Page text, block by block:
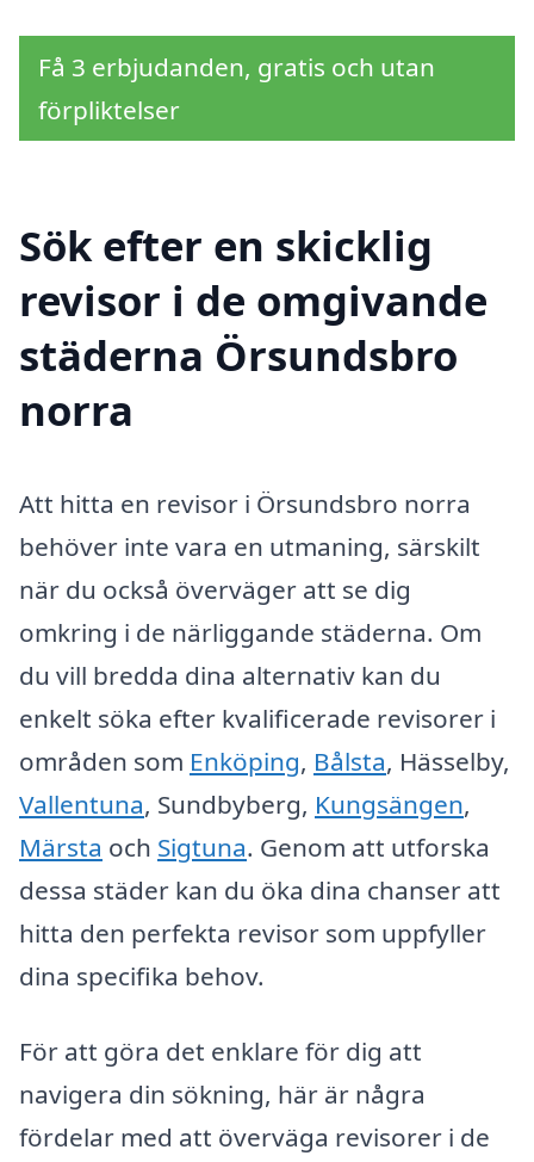
Få 3 erbjudanden, gratis och utan
förpliktelser
Sök efter en skicklig
revisor i de omgivande
städerna Örsundsbro
norra
Att hitta en revisor i Örsundsbro norra
behöver inte vara en utmaning, särskilt
när du också överväger att se dig
omkring i de närliggande städerna. Om
du vill bredda dina alternativ kan du
enkelt söka efter kvalificerade revisorer i
områden som Enköping, Bålsta, Hässelby,
Vallentuna, Sundbyberg, Kungsängen,
Märsta och Sigtuna. Genom att utforska
dessa städer kan du öka dina chanser att
hitta den perfekta revisor som uppfyller
dina specifika behov.
För att göra det enklare för dig att
navigera din sökning, här är några
fördelar med att överväga revisorer i de